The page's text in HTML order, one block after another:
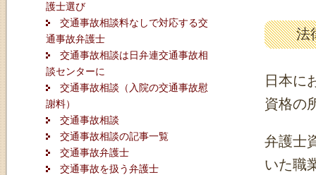
護士選び
交通事故相談料なしで対応する交
通事故弁護士
交通事故相談は日弁連交通事故相
談センターに
交通事故相談（入院の交通事故慰
謝料）
交通事故相談
交通事故相談の記事一覧
交通事故弁護士
交通事故を扱う弁護士
法
日本に
資格の
弁護士
いた職